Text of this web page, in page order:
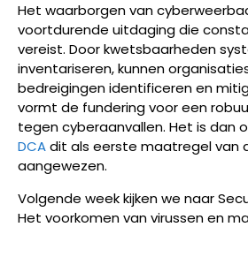
Het waarborgen van
voortdurende uitdaging die
vereist. Door kwetsbaarheden
inventariseren, kunnen
bedreigingen identificeren en
vormt de fundering voor een
tegen cyberaanvallen. Het is dan
DCAdit als eerste maatregel van
aangewezen.
Volgende week kijken we naar
Het voorkomen van virussen en